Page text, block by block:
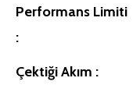
Performans Limiti
:
Çektiği Akım :